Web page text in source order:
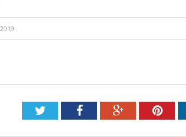
TwitterFacebookGoogle+